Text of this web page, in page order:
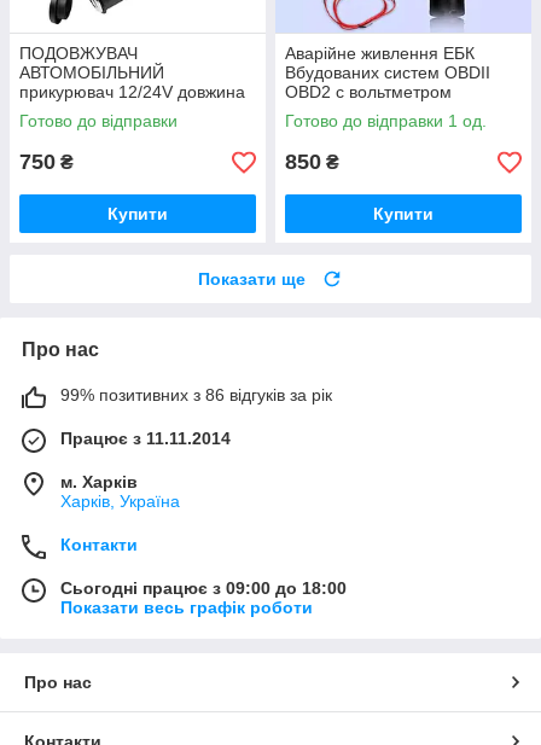
ПОДОВЖУВАЧ
АВТОМОБІЛЬНИЙ
прикурювач 12/24V довжина
3 метра
Готово до відправки
750 ₴
Купити
Аварійне живлення ЕБК
Вбудованих систем OBDII
OBD2 c вольтметром
Готово до відправки 1 од.
850 ₴
Купити
Показати ще
Про нас
99% позитивних з 86 відгуків за рік
Працює з 11.11.2014
м. Харків
Харків, Україна
Контакти
Сьогодні працює з 09:00 до 18:00
Показати весь графік роботи
Про нас